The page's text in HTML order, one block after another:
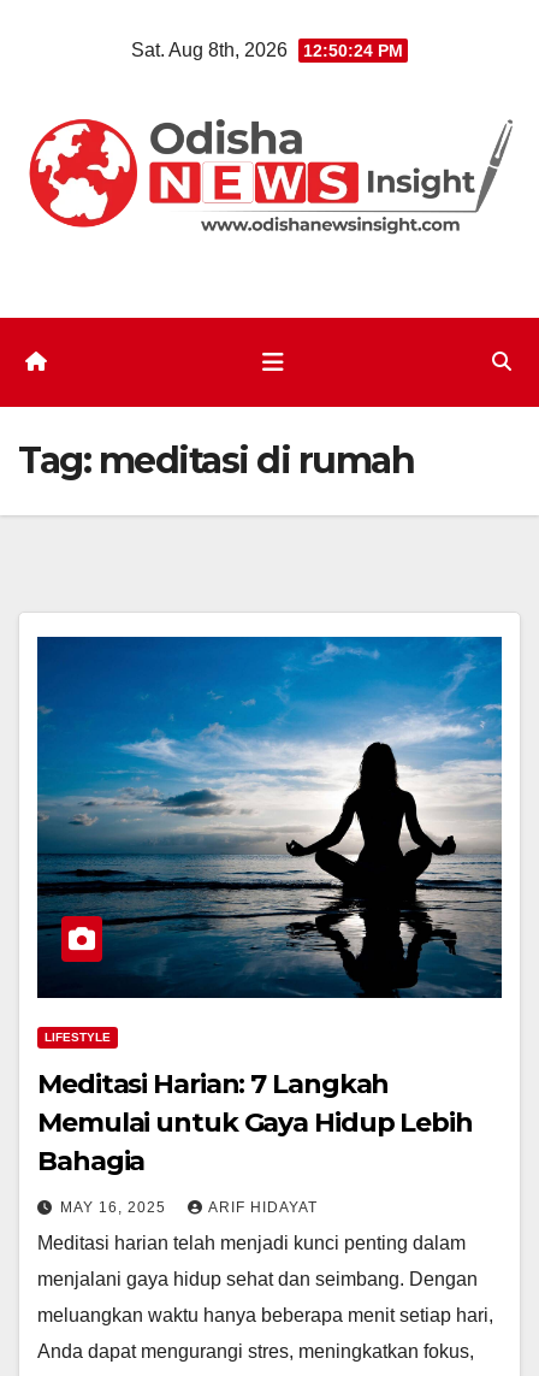
Sat. Aug 8th, 2026 12:50:25 PM
Tag: meditasi di rumah
LIFESTYLE
Meditasi Harian: 7 Langkah
Memulai untuk Gaya Hidup Lebih
Bahagia
MAY 16, 2025 ARIF HIDAYAT
Meditasi harian telah menjadi kunci penting dalam
menjalani gaya hidup sehat dan seimbang. Dengan
meluangkan waktu hanya beberapa menit setiap hari,
Anda dapat mengurangi stres, meningkatkan fokus,